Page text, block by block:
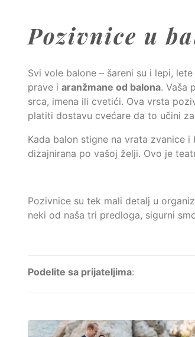
Pozivnice u
Svi vole balone – šareni su i lepi,
prave i aranžmane od balona. Vaša
srca, imena ili cvetići. Ova vrsta
platiti dostavu cvećare da to učini
Kada balon stigne na vrata zvanice
dizajnirana po vašoj želji. Ovo je
Pozivnice su tek mali detalj u
neki od naša tri predloga, sigurni
Podelite sa prijateljima: